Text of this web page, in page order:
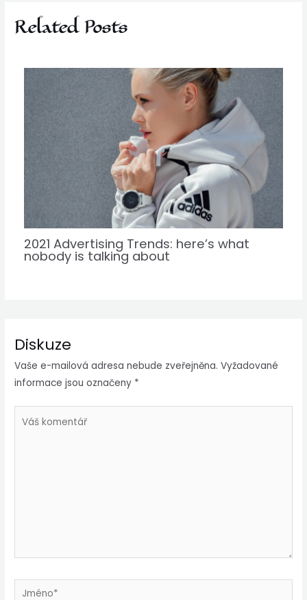
Related Posts
2021 Advertising Trends: here’s what
nobody is talking about
Diskuze
Vaše e-mailová adresa nebude zveřejněna. Vyžadované
informace jsou označeny *